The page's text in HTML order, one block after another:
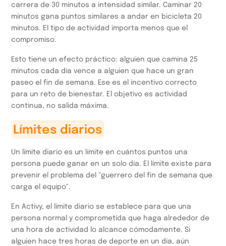
carrera de 30 minutos a intensidad similar. Caminar 20
minutos gana puntos similares a andar en bicicleta 20
minutos. El tipo de actividad importa menos que el
compromiso.
Esto tiene un efecto práctico: alguien que camina 25
minutos cada día vence a alguien que hace un gran
paseo el fin de semana. Ese es el incentivo correcto
para un reto de bienestar. El objetivo es actividad
continua, no salida máxima.
Límites diarios
Un límite diario es un límite en cuántos puntos una
persona puede ganar en un solo día. El límite existe para
prevenir el problema del "guerrero del fin de semana que
carga el equipo".
En Activy, el límite diario se establece para que una
persona normal y comprometida que haga alrededor de
una hora de actividad lo alcance cómodamente. Si
alguien hace tres horas de deporte en un día, aún